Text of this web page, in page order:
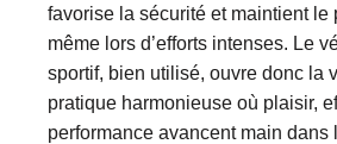
favorise la sécurité et maintient le
même lors d’efforts intenses. Le
sportif, bien utilisé, ouvre donc la
pratique harmonieuse où plaisir,
performance avancent main dans